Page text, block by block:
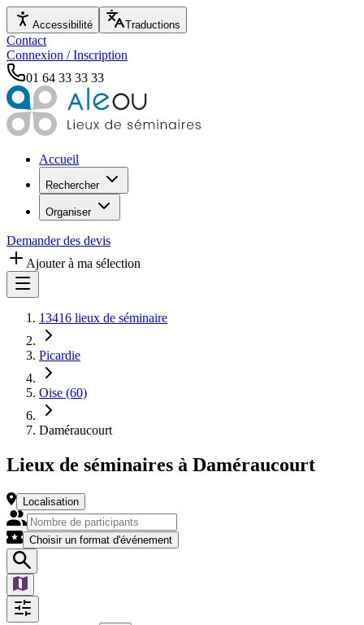
Accessibilité Traductions
Contact
Connexion / Inscription
01 64 33 33 33
Accueil
Rechercher
Organiser
Demander des devis
Ajouter à ma sélection
13416 lieux de séminaire
Picardie
Oise (60)
Daméraucourt
Lieux de séminaires à Daméraucourt
Localisation
Choisir un format d'événement